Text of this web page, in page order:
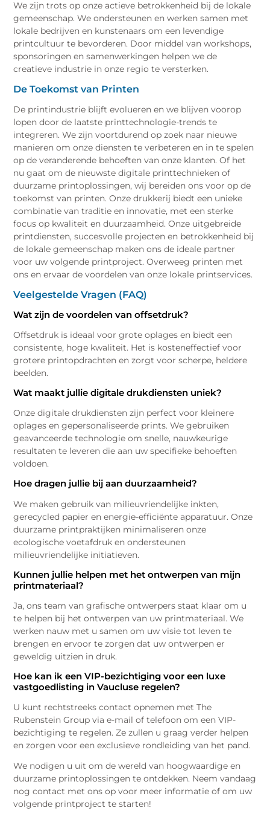
We zijn trots op onze actieve betrokkenheid bij de lokale
gemeenschap. We ondersteunen en werken samen met
lokale bedrijven en kunstenaars om een levendige
printcultuur te bevorderen. Door middel van workshops,
sponsoringen en samenwerkingen helpen we de
creatieve industrie in onze regio te versterken.
De Toekomst van Printen
De printindustrie blijft evolueren en we blijven voorop
lopen door de laatste printtechnologie-trends te
integreren. We zijn voortdurend op zoek naar nieuwe
manieren om onze diensten te verbeteren en in te spelen
op de veranderende behoeften van onze klanten. Of het
nu gaat om de nieuwste digitale printtechnieken of
duurzame printoplossingen, wij bereiden ons voor op de
toekomst van printen. Onze drukkerij biedt een unieke
combinatie van traditie en innovatie, met een sterke
focus op kwaliteit en duurzaamheid. Onze uitgebreide
printdiensten, succesvolle projecten en betrokkenheid bij
de lokale gemeenschap maken ons de ideale partner
voor uw volgende printproject. Overweeg printen met
ons en ervaar de voordelen van onze lokale printservices.
Veelgestelde Vragen (FAQ)
Wat zijn de voordelen van offsetdruk?
Offsetdruk is ideaal voor grote oplages en biedt een
consistente, hoge kwaliteit. Het is kosteneffectief voor
grotere printopdrachten en zorgt voor scherpe, heldere
beelden.
Wat maakt jullie digitale drukdiensten uniek?
Onze digitale drukdiensten zijn perfect voor kleinere
oplages en gepersonaliseerde prints. We gebruiken
geavanceerde technologie om snelle, nauwkeurige
resultaten te leveren die aan uw specifieke behoeften
voldoen.
Hoe dragen jullie bij aan duurzaamheid?
We maken gebruik van milieuvriendelijke inkten,
gerecycled papier en energie-efficiënte apparatuur. Onze
duurzame printpraktijken minimaliseren onze
ecologische voetafdruk en ondersteunen
milieuvriendelijke initiatieven.
Kunnen jullie helpen met het ontwerpen van mijn
printmateriaal?
Ja, ons team van grafische ontwerpers staat klaar om u
te helpen bij het ontwerpen van uw printmateriaal. We
werken nauw met u samen om uw visie tot leven te
brengen en ervoor te zorgen dat uw ontwerpen er
geweldig uitzien in druk.
Hoe kan ik een VIP-bezichtiging voor een luxe
vastgoedlisting in Vaucluse regelen?
U kunt rechtstreeks contact opnemen met The
Rubenstein Group via e-mail of telefoon om een VIP-
bezichtiging te regelen. Ze zullen u graag verder helpen
en zorgen voor een exclusieve rondleiding van het pand.
We nodigen u uit om de wereld van hoogwaardige en
duurzame printoplossingen te ontdekken. Neem vandaag
nog contact met ons op voor meer informatie of om uw
volgende printproject te starten!